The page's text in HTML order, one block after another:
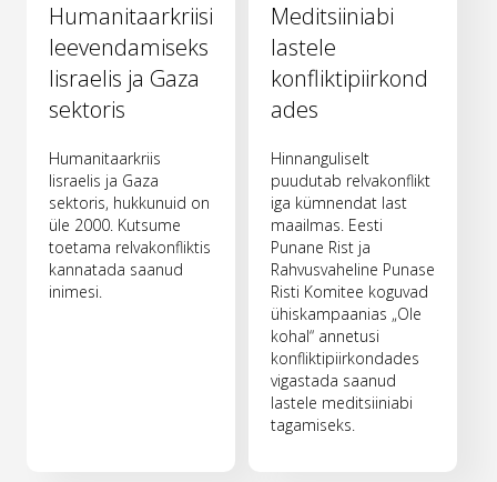
Humanitaarkriisi
leevendamiseks
Iisraelis ja Gaza
sektoris
Humanitaarkriis
Iisraelis ja Gaza
sektoris, hukkunuid on
üle 2000. Kutsume
toetama relvakonfliktis
kannatada saanud
inimesi.
Meditsiiniabi
lastele
konfliktipiirkond
ades
Hinnanguliselt
puudutab relvakonflikt
iga kümnendat last
maailmas. Eesti
Punane Rist ja
Rahvusvaheline Punase
Risti Komitee koguvad
ühiskampaanias „Ole
kohal“ annetusi
konfliktipiirkondades
vigastada saanud
lastele meditsiiniabi
tagamiseks.